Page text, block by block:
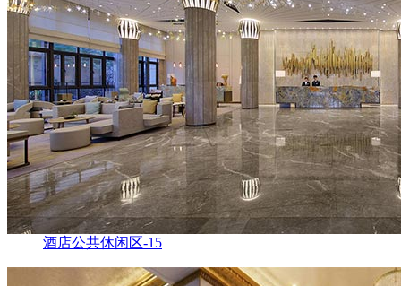
酒店公共休闲区-15